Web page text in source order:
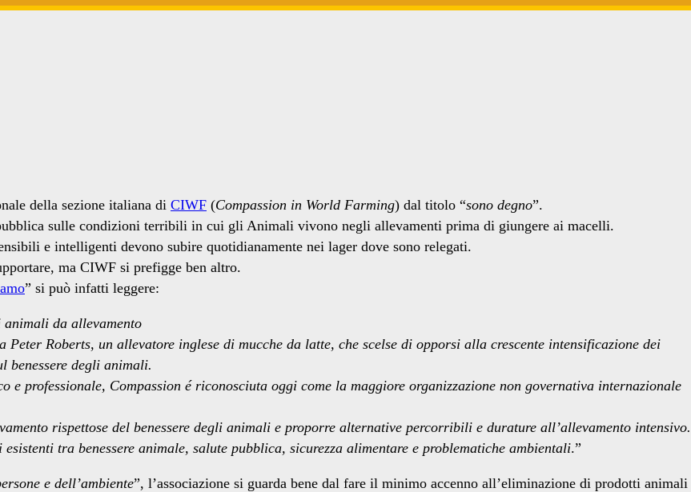
della sezione italiana di CIWF (Compassion in World Farming) dal titolo “sono degno”.
sulle condizioni terribili in cui gli Animali vivono negli allevamenti prima di giungere ai macelli.
e intelligenti devono subire quotidianamente nei lager dove sono relegati.
ma CIWF si prefigge ben altro.
” si può infatti leggere:
animali da allevamento
Roberts, un allevatore inglese di mucche da latte, che scelse di opporsi alla crescente intensificazione dei
benessere degli animali.
professionale, Compassion é riconosciuta oggi come la maggiore organizzazione non governativa internazionale
rispettose del benessere degli animali e proporre alternative percorribili e durature all’allevamento intensivo.
tra benessere animale, salute pubblica, sicurezza alimentare e problematiche ambientali.”
e dell’ambiente”, l’associazione si guarda bene dal fare il minimo accenno all’eliminazione di prodotti animali